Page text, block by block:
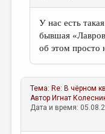
У нас есть
бывшая
об этом просто
Тема: Re: В чёрном
Автор Игнат
Дата и время: